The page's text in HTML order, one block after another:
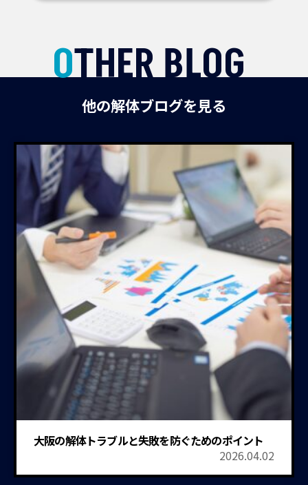
OTHER BLOG
他の解体ブログを見る
大阪の解体トラブルと失敗を防ぐためのポイント
2026.04.02
業者の選び方 建物解体工事 クレーム